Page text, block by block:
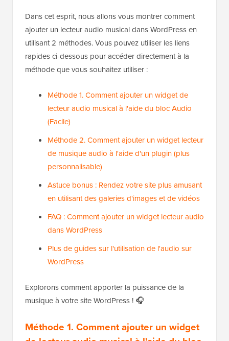
Dans cet esprit, nous allons vous montrer comment
ajouter un lecteur audio musical dans WordPress en
utilisant 2 méthodes. Vous pouvez utiliser les liens
rapides ci-dessous pour accéder directement à la
méthode que vous souhaitez utiliser :
Méthode 1. Comment ajouter un widget de
lecteur audio musical à l'aide du bloc Audio
(Facile)
Méthode 2. Comment ajouter un widget lecteur
de musique audio à l'aide d'un plugin (plus
personnalisable)
Astuce bonus : Rendez votre site plus amusant
en utilisant des galeries d'images et de vidéos
FAQ : Comment ajouter un widget lecteur audio
dans WordPress
Plus de guides sur l'utilisation de l'audio sur
WordPress
Explorons comment apporter la puissance de la
musique à votre site WordPress ! 🎧
Méthode 1. Comment ajouter un widget